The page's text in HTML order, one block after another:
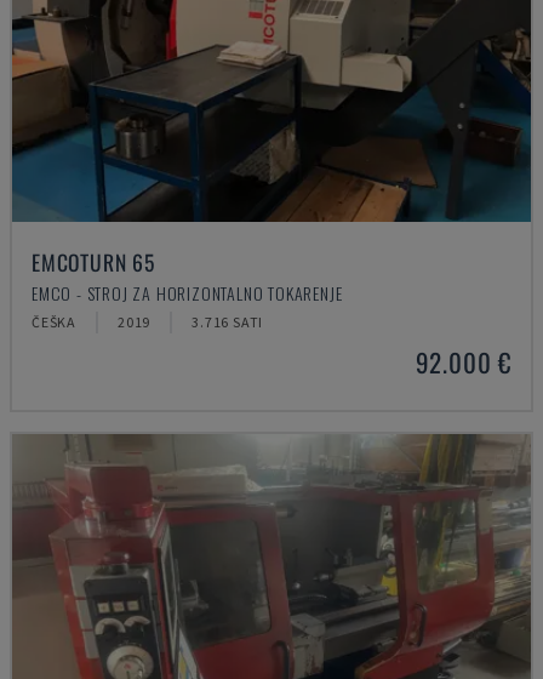
EMCOTURN 65
EMCO - STROJ ZA HORIZONTALNO TOKARENJE
ČEŠKA 2019 3.716 SATI
92.000 €